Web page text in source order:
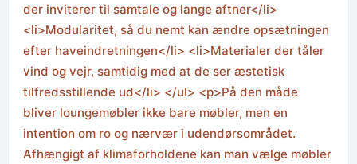
der inviterer til samtale og lange aftner</li>
<li>Modularitet, så du nemt kan ændre opsætningen
efter haveindretningen</li> <li>Materialer der tåler
vind og vejr, samtidig med at de ser æstetisk
tilfredsstillende ud</li> </ul> <p>På den måde
bliver loungemøbler ikke bare møbler, men en
intention om ro og nærvær i udendørsområdet.
Afhængigt af klimaforholdene kan man vælge møbler